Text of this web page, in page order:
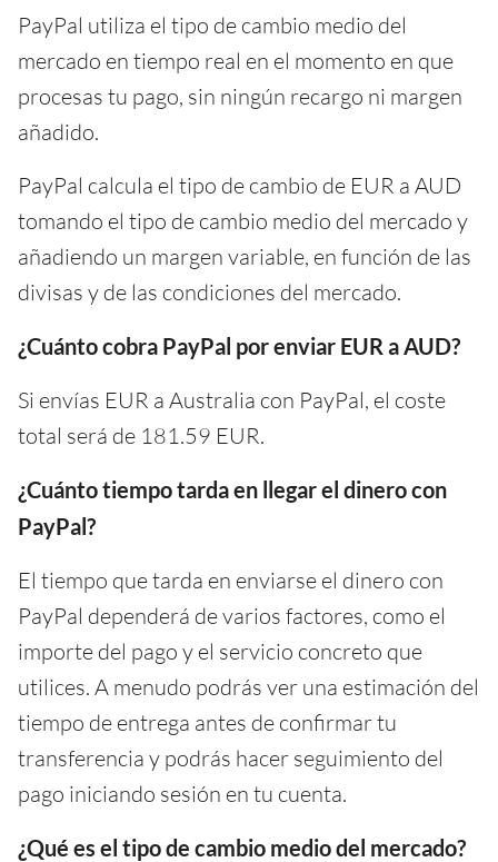
PayPal utiliza el tipo de cambio medio del
mercado en tiempo real en el momento en que
procesas tu pago, sin ningún recargo ni margen
añadido.
PayPal calcula el tipo de cambio de EUR a AUD
tomando el tipo de cambio medio del mercado y
añadiendo un margen variable, en función de las
divisas y de las condiciones del mercado.
¿Cuánto cobra PayPal por enviar EUR a AUD?
Si envías EUR a Australia con PayPal, el coste
total será de 181.59 EUR.
¿Cuánto tiempo tarda en llegar el dinero con
PayPal?
El tiempo que tarda en enviarse el dinero con
PayPal dependerá de varios factores, como el
importe del pago y el servicio concreto que
utilices. A menudo podrás ver una estimación del
tiempo de entrega antes de confirmar tu
transferencia y podrás hacer seguimiento del
pago iniciando sesión en tu cuenta.
¿Qué es el tipo de cambio medio del mercado?